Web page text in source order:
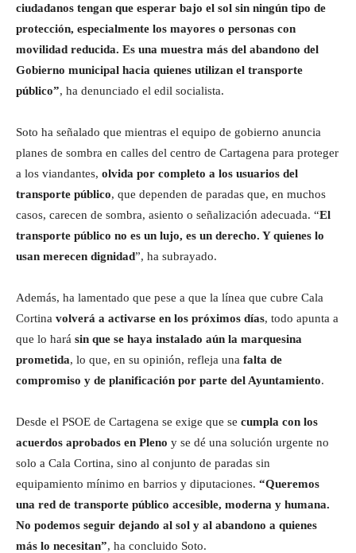
ciudadanos tengan que esperar bajo el sol sin ningún tipo de
protección, especialmente los mayores o personas con
movilidad reducida. Es una muestra más del abandono del
Gobierno municipal hacia quienes utilizan el transporte
público”, ha denunciado el edil socialista.
Soto ha señalado que mientras el equipo de gobierno anuncia
planes de sombra en calles del centro de Cartagena para proteger
a los viandantes, olvida por completo a los usuarios del
transporte público, que dependen de paradas que, en muchos
casos, carecen de sombra, asiento o señalización adecuada. “El
transporte público no es un lujo, es un derecho. Y quienes lo
usan merecen dignidad”, ha subrayado.
Además, ha lamentado que pese a que la línea que cubre Cala
Cortina volverá a activarse en los próximos días, todo apunta a
que lo hará sin que se haya instalado aún la marquesina
prometida, lo que, en su opinión, refleja una falta de
compromiso y de planificación por parte del Ayuntamiento.
Desde el PSOE de Cartagena se exige que se cumpla con los
acuerdos aprobados en Pleno y se dé una solución urgente no
solo a Cala Cortina, sino al conjunto de paradas sin
equipamiento mínimo en barrios y diputaciones. “Queremos
una red de transporte público accesible, moderna y humana.
No podemos seguir dejando al sol y al abandono a quienes
más lo necesitan”, ha concluido Soto.